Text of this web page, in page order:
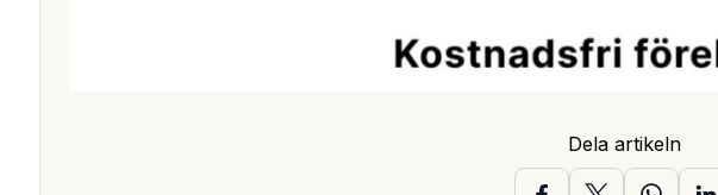
Dela artikeln